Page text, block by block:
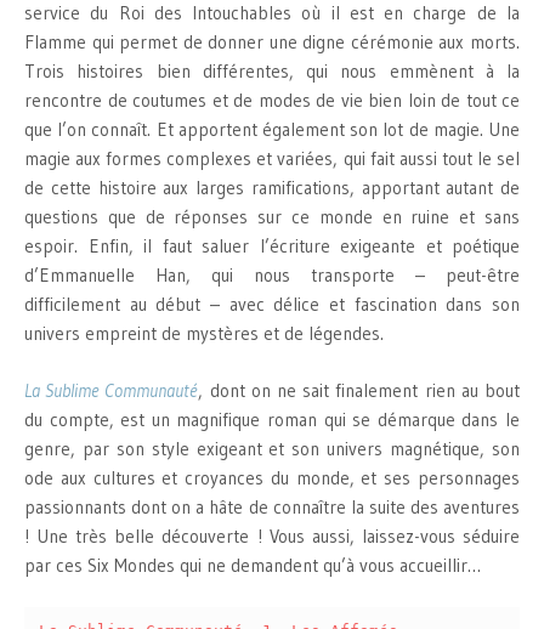
service du Roi des Intouchables où il est en charge de la
Flamme qui permet de donner une digne cérémonie aux morts.
Trois histoires bien différentes, qui nous emmènent à la
rencontre de coutumes et de modes de vie bien loin de tout ce
que l’on connaît. Et apportent également son lot de magie. Une
magie aux formes complexes et variées, qui fait aussi tout le sel
de cette histoire aux larges ramifications, apportant autant de
questions que de réponses sur ce monde en ruine et sans
espoir. Enfin, il faut saluer l’écriture exigeante et poétique
d’Emmanuelle Han, qui nous transporte – peut-être
difficilement au début – avec délice et fascination dans son
univers empreint de mystères et de légendes.
La Sublime Communauté, dont on ne sait finalement rien au bout
du compte, est un magnifique roman qui se démarque dans le
genre, par son style exigeant et son univers magnétique, son
ode aux cultures et croyances du monde, et ses personnages
passionnants dont on a hâte de connaître la suite des aventures
! Une très belle découverte ! Vous aussi, laissez-vous séduire
par ces Six Mondes qui ne demandent qu’à vous accueillir…